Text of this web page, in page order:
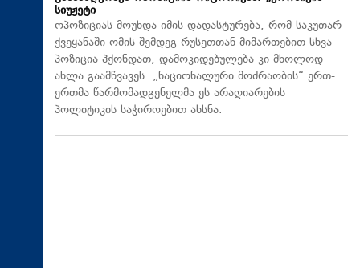
სიუჟეტი
ოპოზიციას მოუხდა იმის დადასტურება, რომ საკუთარ
ქვეყანაში ომის შემდეგ რუსეთთან მიმართებით სხვა
პოზიცია ჰქონდათ, დამოკიდებულება კი მხოლოდ
ახლა გაამწვავეს. „ნაციონალური მოძრაობის“ ერთ-
ერთმა წარმომადგენელმა ეს არაღიარების
პოლიტიკის საჭიროებით ახსნა.